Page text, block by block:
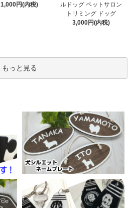
1,000円(内税)
ルドッグ ペットサロン
トリミング ドッグ
3,000円(内税)
もっと見る